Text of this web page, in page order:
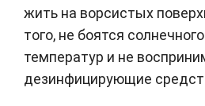
жить на ворсистых
того, не боятся
температур и не
дезинфицирующие